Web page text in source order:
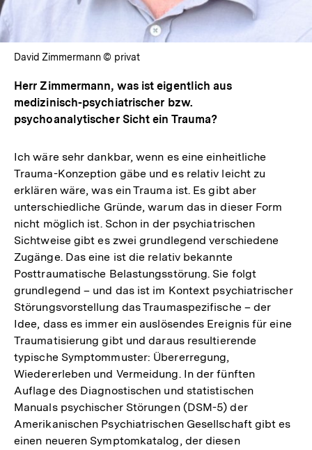
David Zimmermann © privat
Herr Zimmermann, was ist eigentlich aus
medizinisch-psychiatrischer bzw.
psychoanalytischer Sicht ein Trauma?
Ich wäre sehr dankbar, wenn es eine einheitliche
Trauma-Konzeption gäbe und es relativ leicht zu
erklären wäre, was ein Trauma ist. Es gibt aber
unterschiedliche Gründe, warum das in dieser Form
nicht möglich ist. Schon in der psychiatrischen
Sichtweise gibt es zwei grundlegend verschiedene
Zugänge. Das eine ist die relativ bekannte
Posttraumatische Belastungsstörung. Sie folgt
grundlegend – und das ist im Kontext psychiatrischer
Störungsvorstellung das Traumaspezifische – der
Idee, dass es immer ein auslösendes Ereignis für eine
Traumatisierung gibt und daraus resultierende
typische Symptommuster: Übererregung,
Wiedererleben und Vermeidung. In der fünften
Auflage des Diagnostischen und statistischen
Manuals psychischer Störungen (DSM-5) der
Amerikanischen Psychiatrischen Gesellschaft gibt es
einen neueren Symptomkatalog, der diesen